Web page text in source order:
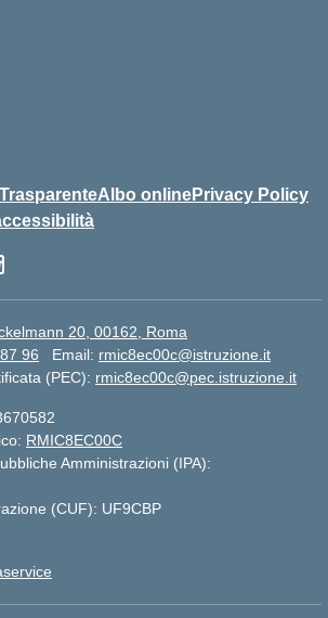
Albo onlinePrivacy Policy
20, 00162, Roma
96 Email: rmic8ec00c@istruzione.it
(PEC): rmic8ec00c@pec.istruzione.it
RMIC8EC00C
Amministrazioni (IPA):
(CUF): UF9CBP